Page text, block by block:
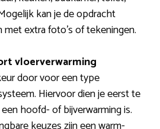
kan je de opdracht
met extra foto’s of tekeningen.
vloerverwarming
door voor een type
Hiervoor dien je eerst te
hoofd- of bijverwarming is.